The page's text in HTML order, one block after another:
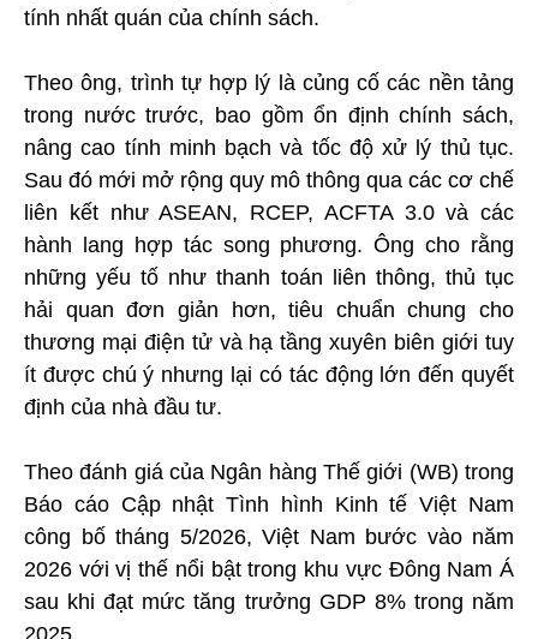
tính nhất quán của chính sách.
Theo ông, trình tự hợp lý là củng cố các nền tảng
trong nước trước, bao gồm ổn định chính sách,
nâng cao tính minh bạch và tốc độ xử lý thủ tục.
Sau đó mới mở rộng quy mô thông qua các cơ chế
liên kết như ASEAN, RCEP, ACFTA 3.0 và các
hành lang hợp tác song phương. Ông cho rằng
những yếu tố như thanh toán liên thông, thủ tục
hải quan đơn giản hơn, tiêu chuẩn chung cho
thương mại điện tử và hạ tầng xuyên biên giới tuy
ít được chú ý nhưng lại có tác động lớn đến quyết
định của nhà đầu tư.
Theo đánh giá của Ngân hàng Thế giới (WB) trong
Báo cáo Cập nhật Tình hình Kinh tế Việt Nam
công bố tháng 5/2026, Việt Nam bước vào năm
2026 với vị thế nổi bật trong khu vực Đông Nam Á
sau khi đạt mức tăng trưởng GDP 8% trong năm